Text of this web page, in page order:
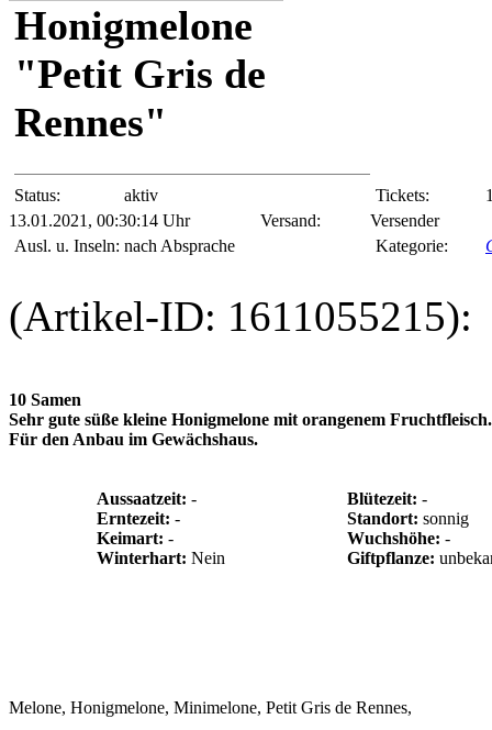
Honigmelone
"Petit Gris de
Rennes"
Status: aktiv Tickets:
13.01.2021, 00:30:14 Uhr
Versand:
Versender
Ausl. u. Inseln: nach Absprache Kategorie:
(Artikel-ID: 1611055215):
10 Samen
Sehr gute süße kleine Honigmelone mit orangenem Fruchtfleisch.
Für den Anbau im Gewächshaus.
Aussaatzeit: - Blütezeit: -
Erntezeit: - Standort: sonnig
Keimart: - Wuchshöhe: -
Winterhart: Nein Giftpflanze:
Melone, Honigmelone, Minimelone, Petit Gris de Rennes,